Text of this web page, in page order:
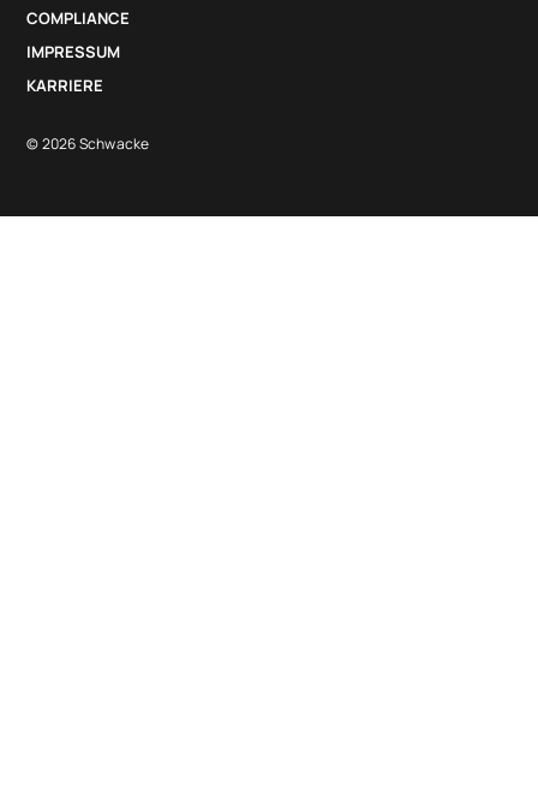
COMPLIANCE
IMPRESSUM
KARRIERE
© 2026 Schwacke